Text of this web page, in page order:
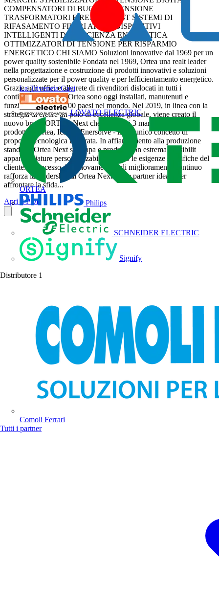
La Triveneta Cavi
LOVATO ELECTRIC
ORTEA
Philips
SCHNEIDER ELECTRIC
Signify
Distributore 1
Comoli Ferrari
Tutti i partner
COMPENSATORI DI BUCHI DI TENSIONE
TRASFORMATORI E REATTORI BT SISTEMI DI
RIFASAMENTO FILTRI ATTIVI DISPOSITIVI
INTELLIGENTI DI EFFICIENZA ENERGETICA
OTTIMIZZATORI DI TENSIONE PER RISPARMIO
ENERGETICO CHI SIAMO Soluzioni innovative dal 1969 per un
power quality sostenibile Fondata nel 1969, Ortea una realt leader
nella progettazione e costruzione di prodotti innovativi e soluzioni
personalizzate per il power quality e per lefficientamento energetico.
Grazie agli uffici e alla rete di rivenditori dislocati in tutti i
continenti, i prodotti Ortea sono oggi installati, manutenuti e
funzionanti in pi di 100 paesi nel mondo. Nel 2019, in linea con la
strategia di creare un polo di eccellenza globale, viene creato il
nuovo brand ORTEA Next che riunisce i 3 marchi storici di
prodotto - Ortea, Icar ed Enersolve - in un unico concetto di
proposta tecnologica integrata. In affiancamento alla produzione
standard, Ortea Next sviluppa e produce con estrema flessibilit
apparecchiature personalizzabili secondo le esigenze specifiche del
cliente. Il processo di rinnovamento e di miglioramento continuo
rafforza la leadership di Ortea Next quale partner ideale per
affrontare la sfida...
Apri il PDF